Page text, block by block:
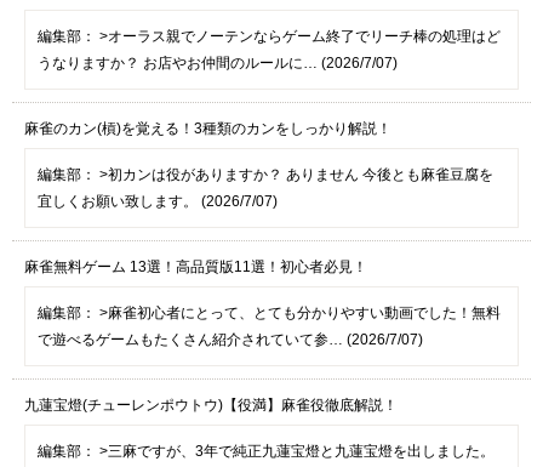
編集部： >オーラス親でノーテンならゲーム終了でリーチ棒の処理はど
うなりますか？ お店やお仲間のルールに… (2026/7/07)
麻雀のカン(槓)を覚える！3種類のカンをしっかり解説！
編集部： >初カンは役がありますか？ ありません 今後とも麻雀豆腐を
宜しくお願い致します。 (2026/7/07)
麻雀無料ゲーム 13選！高品質版11選！初心者必見！
編集部： >麻雀初心者にとって、とても分かりやすい動画でした！無料
で遊べるゲームもたくさん紹介されていて参… (2026/7/07)
九蓮宝燈(チューレンポウトウ)【役満】麻雀役徹底解説！
編集部： >三麻ですが、3年で純正九蓮宝燈と九蓮宝燈を出しました。